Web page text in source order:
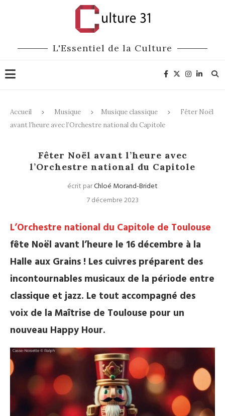
L'Essentiel de la Culture
Accueil Musique Musique classique
Fêter Noël
avant l’heure avec l’Orchestre national du Capitole
Fêter Noël avant l’heure avec
l’Orchestre national du Capitole
écrit parChloé Morand-Bridet
7 décembre 2023
L’Orchestre national du Capitole de Toulouse
fête Noël avant l’heure le 16 décembre à la
Halle aux Grains ! Les cuivres préparent des
incontournables musicaux de la période entre
classique et jazz. Le tout accompagné des
voix de la Maîtrise de Toulouse pour un
nouveau Happy Hour.